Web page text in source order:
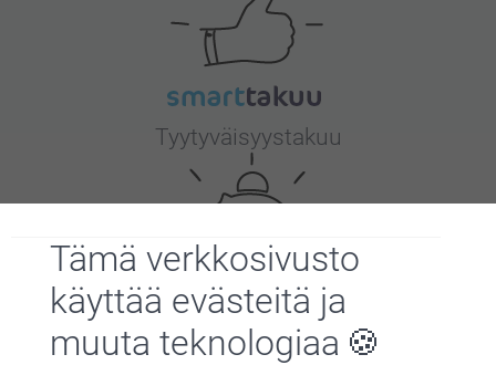
Tämä verkkosivusto
käyttää evästeitä ja
muuta teknologiaa
Tyytyväisyystakuu
Bonusta kaikista tilauksista